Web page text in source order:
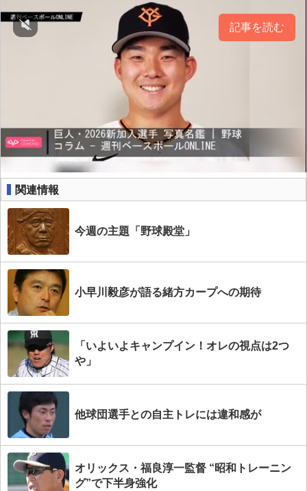
記事を読む
関連情報
今週の主題「野球殿堂」
小早川毅彦が語る緒方カープへの期待
「いよいよキャンプイン！オレの視点は2つ
や」
他球団選手との自主トレには違和感が
オリックス・福良淳一監督 “昭和トレーニン
グ”で下半身強化